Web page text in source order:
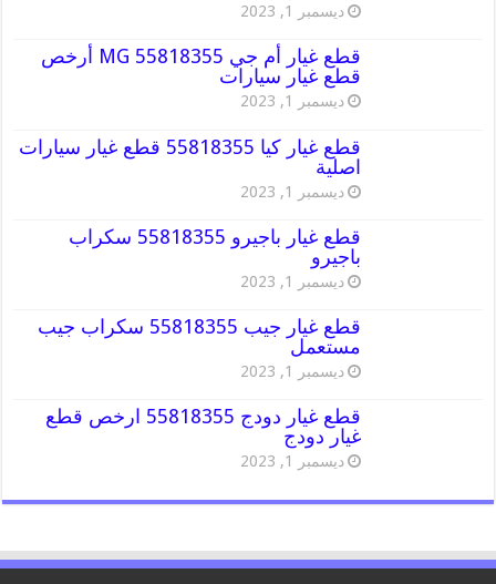
ديسمبر 1, 2023
قطع غيار أم جي MG 55818355 أرخص
قطع غيار سيارات
ديسمبر 1, 2023
قطع غيار كيا 55818355 قطع غيار سيارات
اصلية
ديسمبر 1, 2023
قطع غيار باجيرو 55818355 سكراب
باجيرو
ديسمبر 1, 2023
قطع غيار جيب 55818355 سكراب جيب
مستعمل
ديسمبر 1, 2023
قطع غيار دودج 55818355 ارخص قطع
غيار دودج
ديسمبر 1, 2023